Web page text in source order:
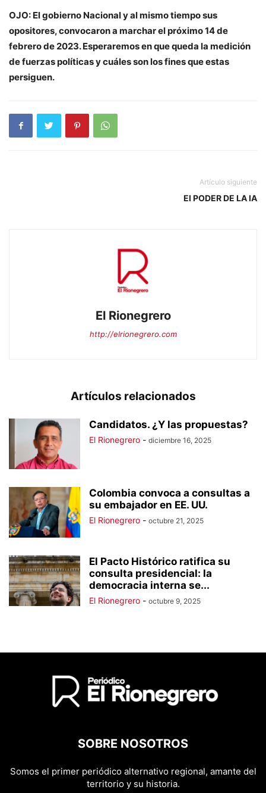
OJO: El gobierno Nacional y al mismo tiempo sus
opositores, convocaron a marchar el próximo 14 de
febrero de 2023. Esperaremos en que queda la medición
de fuerzas políticas y cuáles son los fines que estas
persiguen.
Artículo siguiente
El PODER DE LA IA
El Rionegrero
http://elrionegrero.com
Artículos relacionados
Candidatos. ¿Y las propuestas?
El Rionegrero - diciembre 16, 2025
Colombia convoca a consultas a
su embajador en EE. UU.
El Rionegrero - octubre 21, 2025
El Pacto Histórico ratifica su
consulta presidencial: la
democracia interna se...
El Rionegrero - octubre 9, 2025
SOBRE NOSOTROS
Somos el primer periódico alternativo regional, amante del
territorio y su historia.